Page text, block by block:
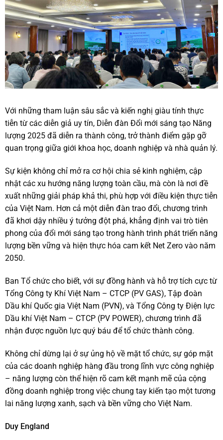
Với những tham luận sâu sắc và kiến nghị giàu tính thực
tiễn từ các diễn giả uy tín, Diễn đàn Đổi mới sáng tạo Năng
lượng 2025 đã diễn ra thành công, trở thành điểm gặp gỡ
quan trọng giữa giới khoa học, doanh nghiệp và nhà quản lý.
Sự kiện không chỉ mở ra cơ hội chia sẻ kinh nghiệm, cập
nhật các xu hướng năng lượng toàn cầu, mà còn là nơi đề
xuất những giải pháp khả thi, phù hợp với điều kiện thực tiễn
của Việt Nam. Hơn cả một diễn đàn trao đổi, chương trình
đã khơi dậy nhiều ý tưởng đột phá, khẳng định vai trò tiên
phong của đổi mới sáng tạo trong hành trình phát triển năng
lượng bền vững và hiện thực hóa cam kết Net Zero vào năm
2050.
Ban Tổ chức cho biết, với sự đồng hành và hỗ trợ tích cực từ
Tổng Công ty Khí Việt Nam – CTCP (PV GAS), Tập đoàn
Dầu khí Quốc gia Việt Nam (PVN), và Tổng Công ty Điện lực
Dầu khí Việt Nam – CTCP (PV POWER), chương trình đã
nhận được nguồn lực quý báu để tổ chức thành công.
Không chỉ dừng lại ở sự ủng hộ về mặt tổ chức, sự góp mặt
của các doanh nghiệp hàng đầu trong lĩnh vực công nghiệp
– năng lượng còn thể hiện rõ cam kết mạnh mẽ của cộng
đồng doanh nghiệp trong việc chung tay kiến tạo một tương
lai năng lượng xanh, sạch và bền vững cho Việt Nam.
Duy England